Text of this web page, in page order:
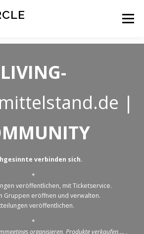
Menü
LIVING-
|
verbinden sich.
*
veröffentlichen, mit Ticketservice.
Gruppen eröffnen und verwalten.
veröffentlichen.
*
organisieren, Produkte verkaufen,… .